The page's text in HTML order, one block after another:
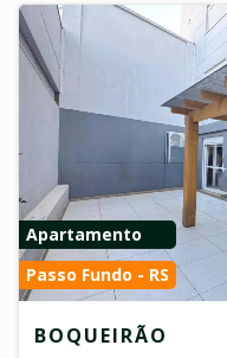
Apartamento
Passo Fundo - RS
BOQUEIRÃO